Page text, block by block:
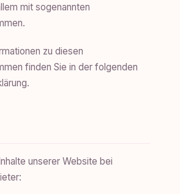
mit sogenannten
zu diesen
finden Sie in der folgenden
unserer Website bei